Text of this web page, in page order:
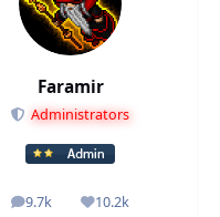
Faramir
Administrators
9.7k
posts 10.2k
Reputation